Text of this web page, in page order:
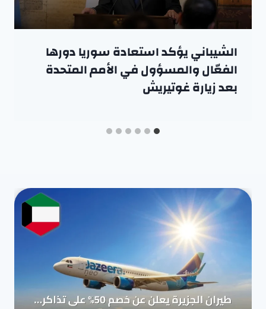
الشيباني يؤكد استعادة سوريا دورها
الفعّال والمسؤول في الأمم المتحدة
بعد زيارة غوتيريش